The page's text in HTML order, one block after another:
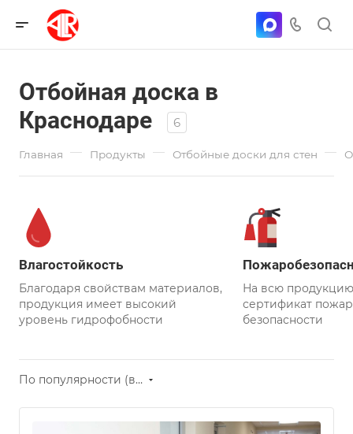
Отбойная доска в
Краснодаре
6
Главная — Продукты — Отбойные доски для стен —
Влагостойкость
Благодаря свойствам материалов,
продукция имеет высокий
уровень гидрофобности
На всю
сертификат
безопасности
По популярности (возрастание)